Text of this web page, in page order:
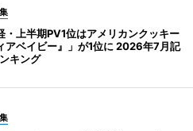
・上半期PV1位はアメリカンクッキー
アベイビー』」が1位に 2026年7月記
キング